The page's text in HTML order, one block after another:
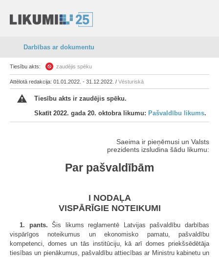
Darbības ar dokumentu
Tiesību akts: zaudējis spēku
Attēlotā redakcija: 01.01.2022. - 31.12.2022. / Vēsturiskā
Tiesību akts ir zaudējis spēku.
Skatīt 2022. gada 20. oktobra likumu: Pašvaldību likums.
Saeima ir pieņēmusi un Valsts
prezidents izsludina šādu likumu:
Par pašvaldībām
I NODAĻA
VISPĀRĪGIE NOTEIKUMI
1. pants. Šis likums reglamentē Latvijas pašvaldību darbības
vispārīgos noteikumus un ekonomisko pamatu, pašvaldību
kompetenci, domes un tās institūciju, kā arī domes priekšsēdētāja
tiesības un pienākumus, pašvaldību attiecības ar Ministru kabinetu un